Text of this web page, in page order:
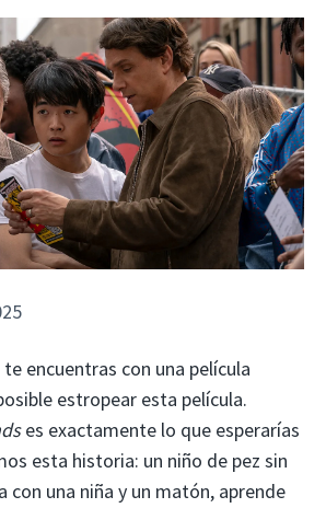
te encuentras con una película
estropear esta película.
es exactamente lo que esperarías
esta historia: un niño de pez sin
con una niña y un matón, aprende